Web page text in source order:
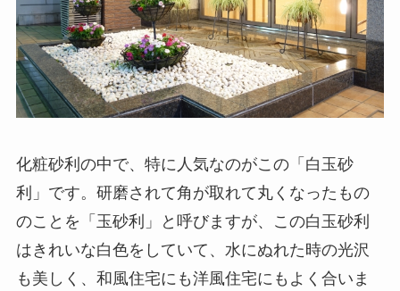
化粧砂利の中で、特に人気なのがこの「白玉砂
利」です。研磨されて角が取れて丸くなったもの
のことを「玉砂利」と呼びますが、この白玉砂利
はきれいな白色をしていて、水にぬれた時の光沢
も美しく、和風住宅にも洋風住宅にもよく合いま